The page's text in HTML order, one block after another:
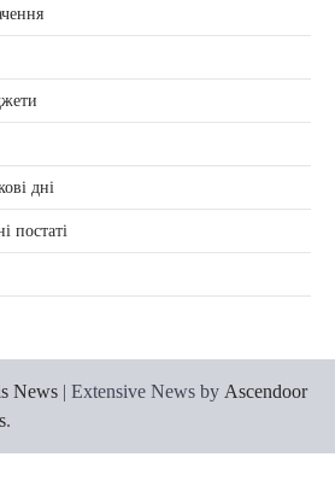
дні
постаті
News | Extensive News by Ascendoor
.